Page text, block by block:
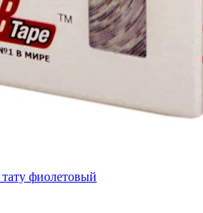
фиолетовый